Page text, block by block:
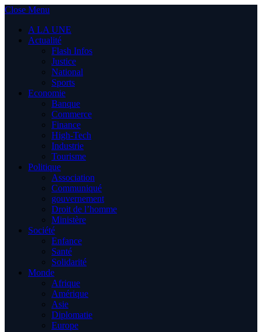
Close Menu
A LA UNE
Actualité
Flash Infos
Justice
National
Sports
Economie
Banque
Commerce
Finance
High-Tech
Industrie
Tourisme
Politique
Association
Communiqué
gouvernement
Droit de l’homme
Ministère
Société
Enfance
Santé
Solidarité
Monde
Afrique
Amérique
Asie
Diplomatie
Europe